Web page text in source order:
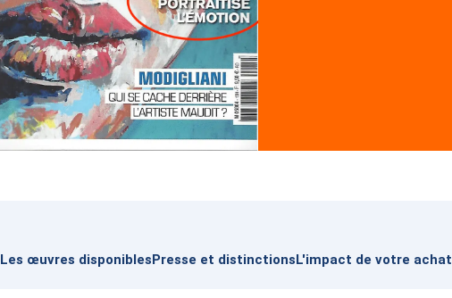
Les œuvres disponiblesPresse et distinctionsL'impact de votre achat